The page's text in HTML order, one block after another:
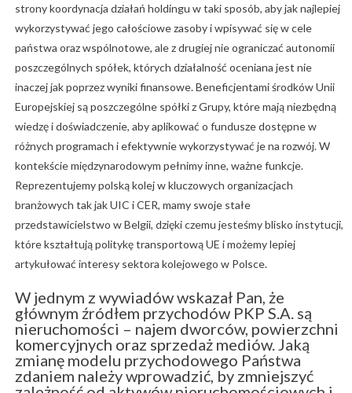
strony koordynacja działań holdingu w taki sposób, aby jak najlepiej
wykorzystywać jego całościowe zasoby i wpisywać się w cele
państwa oraz wspólnotowe, ale z drugiej nie ograniczać autonomii
poszczególnych spółek, których działalność oceniana jest nie
inaczej jak poprzez wyniki finansowe. Beneficjentami środków Unii
Europejskiej są poszczególne spółki z Grupy, które mają niezbędną
wiedzę i doświadczenie, aby aplikować o fundusze dostępne w
różnych programach i efektywnie wykorzystywać je na rozwój. W
kontekście międzynarodowym pełnimy inne, ważne funkcje.
Reprezentujemy polską kolej w kluczowych organizacjach
branżowych tak jak UIC i CER, mamy swoje stałe
przedstawicielstwo w Belgii, dzięki czemu jesteśmy blisko instytucji,
które kształtują politykę transportową UE i możemy lepiej
artykułować interesy sektora kolejowego w Polsce.
W jednym z wywiadów wskazał Pan, że
głównym źródłem przychodów PKP S.A. są
nieruchomości – najem dworców, powierzchni
komercyjnych oraz sprzedaż mediów. Jaką
zmianę modelu przychodowego Państwa
zdaniem należy wprowadzić, by zmniejszyć